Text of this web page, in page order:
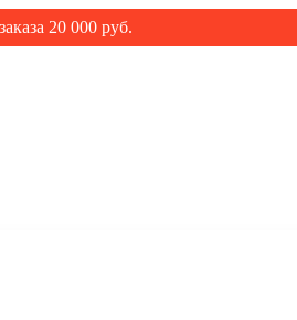
20 000 руб.